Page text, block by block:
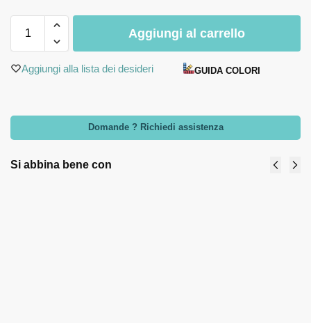
Aggiungi al carrello
Aggiungi alla lista dei desideri GUIDA COLORI
Domande ? Richiedi assistenza
Si abbina bene con